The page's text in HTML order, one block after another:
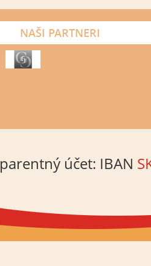
NAŠI PARTNERI
účet: IBAN